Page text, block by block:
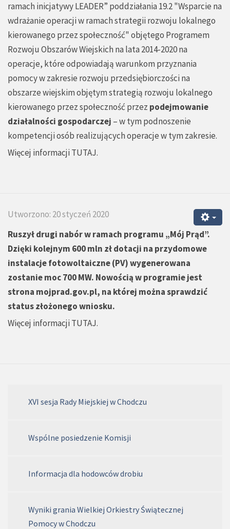
ramach inicjatywy LEADER” poddziałania 19.2 "Wsparcie na
wdrażanie operacji w ramach strategii rozwoju lokalnego
kierowanego przez społeczność" objętego Programem
Rozwoju Obszarów Wiejskich na lata 2014-2020 na
operacje, które odpowiadają warunkom przyznania
pomocy w zakresie rozwoju przedsiębiorczości na
obszarze wiejskim objętym strategią rozwoju lokalnego
kierowanego przez społeczność przez podejmowanie
działalności gospodarczej – w tym podnoszenie
kompetencji osób realizujących operacje w tym zakresie.
Więcej informacji TUTAJ.
Utworzono: 20 styczeń 2020
Ruszył drugi nabór w ramach programu „Mój Prąd”.
Dzięki kolejnym 600 mln zł dotacji na przydomowe
instalacje fotowoltaiczne (PV) wygenerowana
zostanie moc 700 MW. Nowością w programie jest
strona mojprad.gov.pl, na której można sprawdzić
status złożonego wniosku.
Więcej informacji TUTAJ.
XVI sesja Rady Miejskiej w Chodczu
Wspólne posiedzenie Komisji
Informacja dla hodowców drobiu
Wyniki grania Wielkiej Orkiestry Świątecznej
Pomocy w Chodczu